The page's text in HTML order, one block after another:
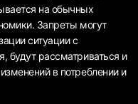
на обычных
Запреты могут
ситуации с
будут рассматриваться и
в потреблении и